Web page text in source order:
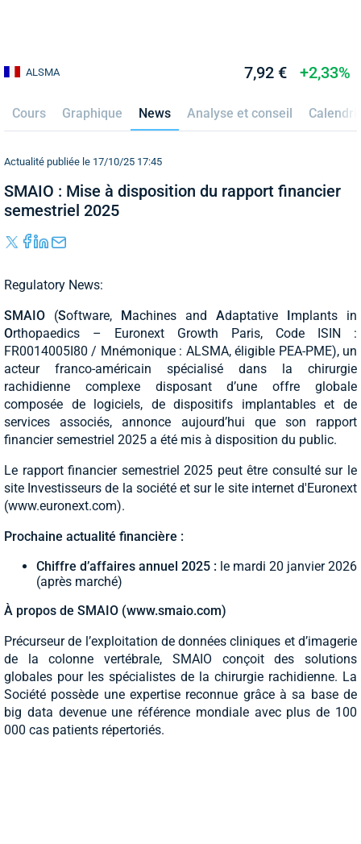
ALSMA 7,92 € +2,33%
Cours Graphique News Analyse et conseil
Actualité publiée le 17/10/25 17:45
SMAIO : Mise à disposition du rapport financier
semestriel 2025
Regulatory News:
SMAIO (Software, Machines and Adaptative Implants in
Orthopaedics – Euronext Growth Paris, Code ISIN :
FR0014005I80 / Mnémonique : ALSMA, éligible PEA-PME), un
acteur franco-américain spécialisé dans la chirurgie
rachidienne complexe disposant d’une offre globale
composée de logiciels, de dispositifs implantables et de
services associés, annonce aujourd’hui que son rapport
financier semestriel 2025 a été mis à disposition du public.
Le rapport financier semestriel 2025 peut être consulté sur le
site Investisseurs de la société et sur le site internet d'Euronext
(www.euronext.com).
Prochaine actualité financière :
Chiffre d’affaires annuel 2025 : le mardi 20 janvier 2026
(après marché)
À propos de SMAIO (www.smaio.com)
Précurseur de l’exploitation de données cliniques et d’imagerie
de la colonne vertébrale, SMAIO conçoit des solutions
globales pour les spécialistes de la chirurgie rachidienne. La
Société possède une expertise reconnue grâce à sa base de
big data devenue une référence mondiale avec plus de 100
000 cas patients répertoriés.